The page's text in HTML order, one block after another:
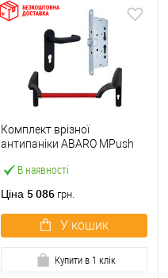
В наявності
Комплект врізної
антипаніки ABARO МPush
червоний із замком та
Ціна 5 086 грн.
У кошик
Купити в 1 клік